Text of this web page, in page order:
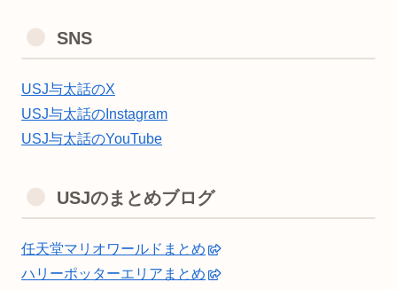
SNS
USJ与太話のX
USJ与太話のInstagram
USJ与太話のYouTube
USJのまとめブログ
任天堂マリオワールドまとめ
ハリーポッターエリアまとめ